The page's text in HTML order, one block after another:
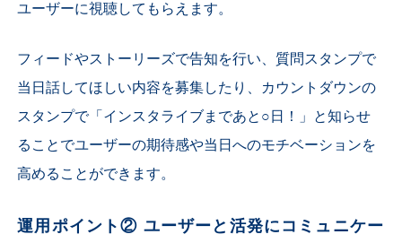
ユーザーに視聴してもらえます。
フィードやストーリーズで告知を行い、質問スタンプで
当日話してほしい内容を募集したり、カウントダウンの
スタンプで「インスタライブまであと○日！」と知らせ
ることでユーザーの期待感や当日へのモチベーションを
高めることができます。
運用ポイント② ユーザーと活発にコミュニケー